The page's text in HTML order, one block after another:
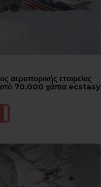
αεροπορικής εταιρείας
από 70.000 χάπια ecstasy